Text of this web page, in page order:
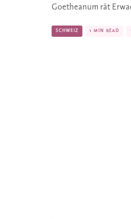
Goetheanum rät
SCHWEIZ 1 MIN READ